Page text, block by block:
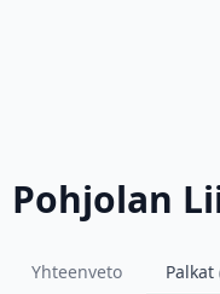
Pohjolan
Yhteenveto Palkat